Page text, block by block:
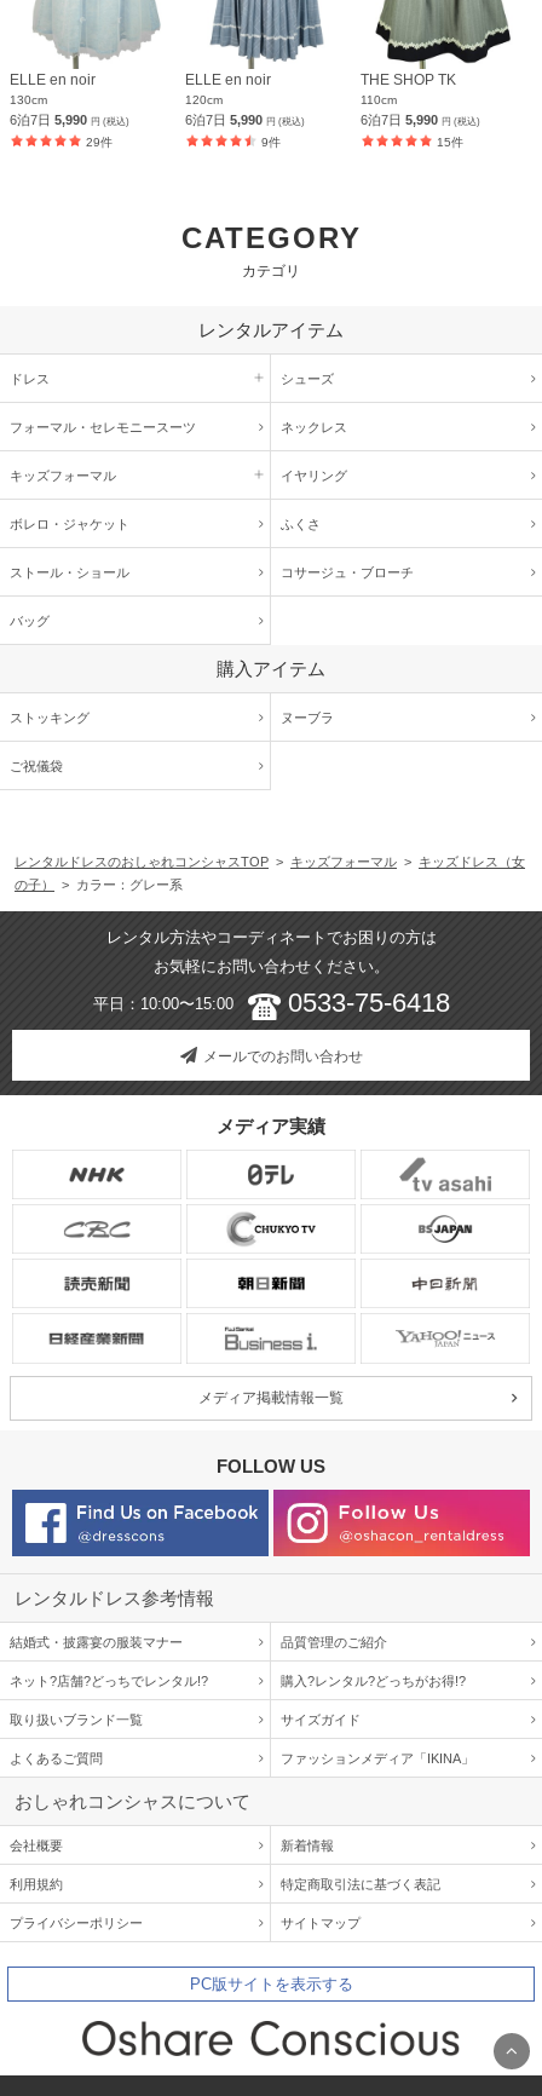
ELLE en noir
130cm
6泊7日 5,990 円 (税込)
29件
ELLE en noir
120cm
6泊7日5,990円 (税込)
9件
THE SHOP TK
110cm
6泊7日5,990円 (税込)
15件
CATEGORY
カテゴリ
レンタルアイテム
ドレス シューズ
フォーマル・ セレモニースーツ ネックレス
キッズフォーマル イヤリング
ボレロ・ジャケット ふくさ
ストール・ショール コサージュ・ ブローチ
バッグ
購入アイテム
ストッキング ヌーブラ
ご祝儀袋
レンタルドレスのおしゃれコンシャスTOP > キッズフォーマル > キッズドレス（女
の子）
> カラー：グレー系
レンタル方法やコーディネートでお困りの方は
お気軽にお問い合わせください。
平日：10:00〜15:00 0533-75-6418
メールでのお問い合わせ
メディア実績
メディア掲載情報一覧
FOLLOW US
レンタルドレス参考情報
結婚式・披露宴の服装マナー 品質管理のご紹介
ネット?店舗?どっちでレンタル!? 購入?レンタル?どっちがお得!?
取り扱いブランド一覧 サイズガイド
よくあるご質問 ファッションメディア「IKINA」
おしゃれコンシャスについて
会社概要 新着情報
利用規約 特定商取引法に基づく表記
プライバシーポリシー サイトマップ
PC版サイトを表示する